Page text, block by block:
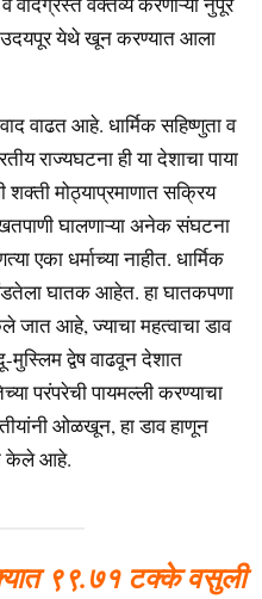
उदयपूर येथे खून करण्यात आला
वाढत आहे. धार्मिक सहिष्णुता व
राज्यघटना ही या देशाचा पाया
शक्ती मोठ्याप्रमाणात सक्रिय
घालणाऱ्या अनेक संघटना
एका धर्माच्या नाहीत. धार्मिक
घातक आहेत. हा घातकपणा
जात आहे, ज्याचा महत्वाचा डाव
द्वेष वाढवून देशात
परंपरेची पायमल्ली करण्याचा
ओळखून, हा डाव हाणून
केले आहे.
९९.७१ टक्के वसुली